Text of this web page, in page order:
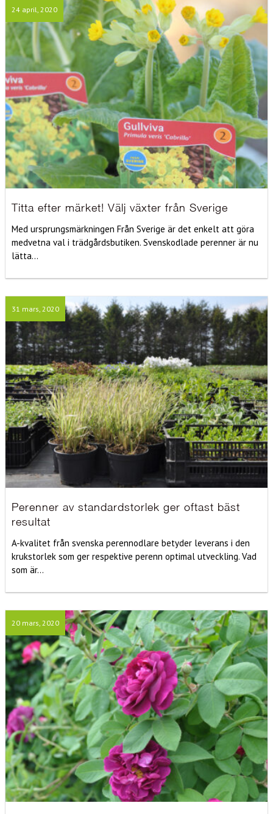
24 april, 2020
Titta efter märket! Välj växter från Sverige
Med ursprungsmärkningen Från Sverige är det enkelt att göra
medvetna val i trädgårdsbutiken. Svenskodlade perenner är nu
lätta...
31 mars, 2020
Perenner av standardstorlek ger oftast bäst
resultat
A-kvalitet från svenska perennodlare betyder leverans i den
krukstorlek som ger respektive perenn optimal utveckling. Vad
som är...
20 mars, 2020